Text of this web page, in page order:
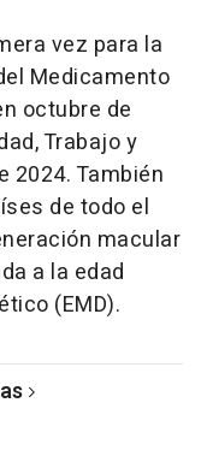
vez para la
Medicamento
octubre de
Trabajo y
2024. También
de todo el
macular
a la edad
(EMD).